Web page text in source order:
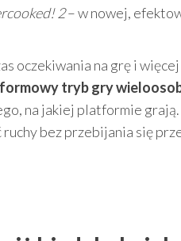
2– w nowej,
oczekiwania na grę i więcej
tryb gry
na jakiej platformie grają.
ruchy bez przebijania się